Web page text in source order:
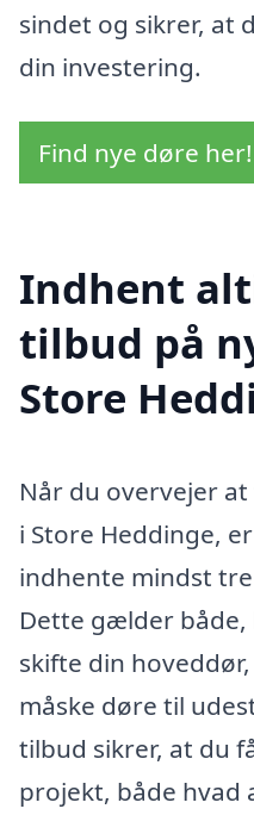
sindet og sikrer, at
din investering.
Find nye døre her!
Indhent
tilbud på
Store
Når du overvejer
i Store Heddinge,
indhente mindst
Dette gælder både,
skifte din
måske døre til
tilbud sikrer, at du
projekt, både hvad